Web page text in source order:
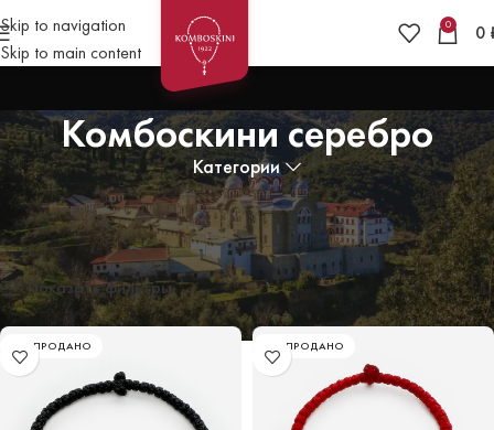
Skip to navigation
Skip to main content
0 0
Комбоскини серебро
Категории
Главная»Комбоскини»Комбоскини серебро
Отображение 1–12 из 20
Показать фильтры
РАСПРОДАНО РАСПРОДАНО